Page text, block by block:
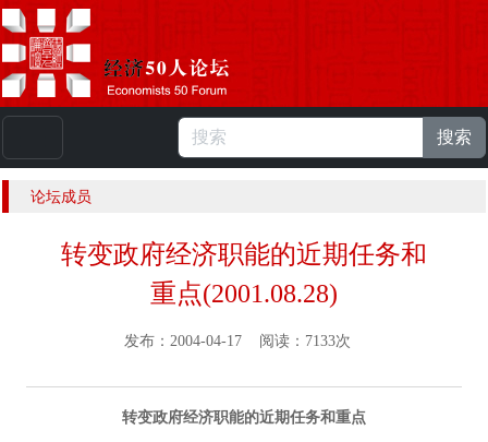
人 |English
搜索
论坛成员
转变政府经济职能的近期任务和
重点(2001.08.28)
发布：2004-04-17 阅读：7133次
转变政府经济职能的近期任务和重点